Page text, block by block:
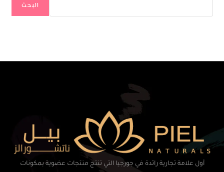
البحث
أول علامة تجارية رائدة في جورجيا التي تنتج منتجات عضوية بمكونات